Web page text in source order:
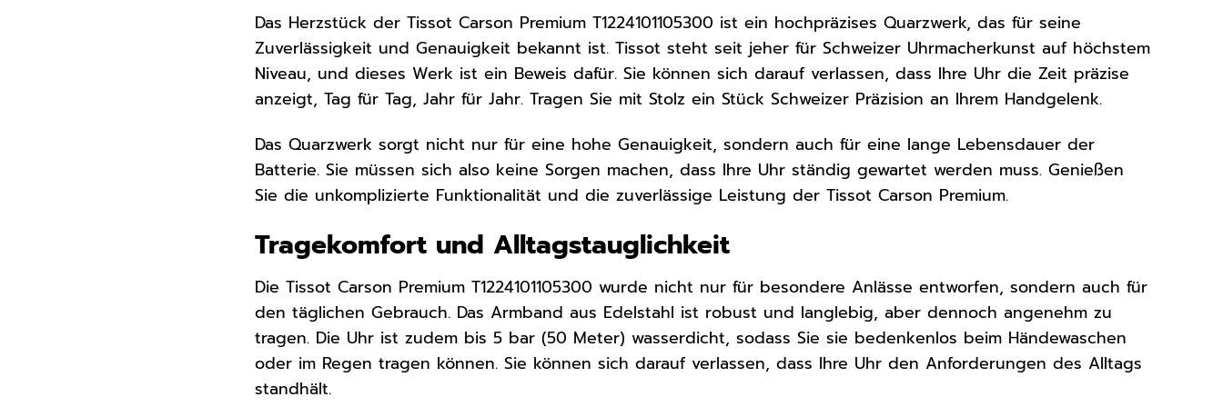
Das Herzstück der Tissot Carson Premium T1224101105300 ist ein hochpräzises Quarzwerk, das für seine
Zuverlässigkeit und Genauigkeit bekannt ist. Tissot steht seit jeher für Schweizer Uhrmacherkunst auf höchstem
Niveau, und dieses Werk ist ein Beweis dafür. Sie können sich darauf verlassen, dass Ihre Uhr die Zeit präzise
anzeigt, Tag für Tag, Jahr für Jahr. Tragen Sie mit Stolz ein Stück Schweizer Präzision an Ihrem Handgelenk.
Das Quarzwerk sorgt nicht nur für eine hohe Genauigkeit, sondern auch für eine lange Lebensdauer der
Batterie. Sie müssen sich also keine Sorgen machen, dass Ihre Uhr ständig gewartet werden muss. Genießen
Sie die unkomplizierte Funktionalität und die zuverlässige Leistung der Tissot Carson Premium.
Tragekomfort und Alltagstauglichkeit
Die Tissot Carson Premium T1224101105300 wurde nicht nur für besondere Anlässe entworfen, sondern auch für
den täglichen Gebrauch. Das Armband aus Edelstahl ist robust und langlebig, aber dennoch angenehm zu
tragen. Die Uhr ist zudem bis 5 bar (50 Meter) wasserdicht, sodass Sie sie bedenkenlos beim Händewaschen
oder im Regen tragen können. Sie können sich darauf verlassen, dass Ihre Uhr den Anforderungen des Alltags
standhält.